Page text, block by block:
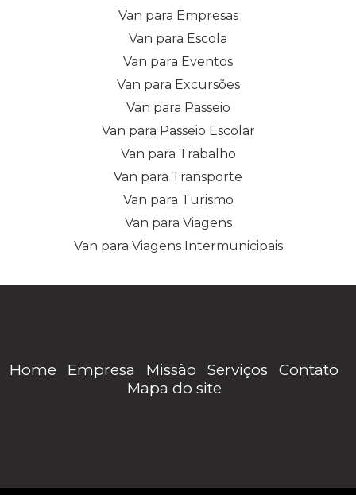
Van para Empresas
Van para Escola
Van para Eventos
Van para Excursões
Van para Passeio
Van para Passeio Escolar
Van para Trabalho
Van para Transporte
Van para Turismo
Van para Viagens
Van para Viagens Intermunicipais
Home Empresa Missão Serviços
Contato
Mapa do site